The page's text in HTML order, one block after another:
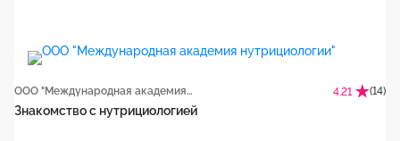
ООО "Международная академия нутрициологии" 4.21 (14)
Знакомство с нутрициологией